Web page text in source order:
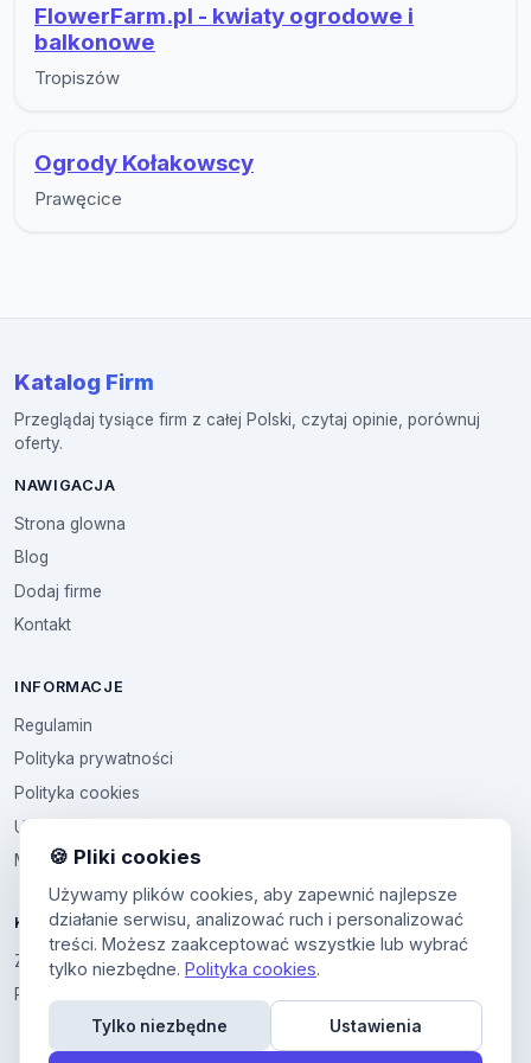
FlowerFarm.pl - kwiaty ogrodowe i
balkonowe
Tropiszów
Ogrody Kołakowscy
Prawęcice
Katalog Firm
Przeglądaj tysiące firm z całej Polski, czytaj opinie, porównuj
oferty.
NAWIGACJA
Strona glowna
Blog
Dodaj firme
Kontakt
INFORMACJE
Regulamin
Polityka prywatności
Polityka cookies
Ustawienia cookies
Multikod
KONTO
Zaloguj sie
Panel uzytkownika
🍪 Pliki cookies
Używamy plików cookies, aby zapewnić najlepsze
działanie serwisu, analizować ruch i personalizować
treści. Możesz zaakceptować wszystkie lub wybrać
tylko niezbędne. Polityka cookies.
Tylko niezbędne Ustawienia